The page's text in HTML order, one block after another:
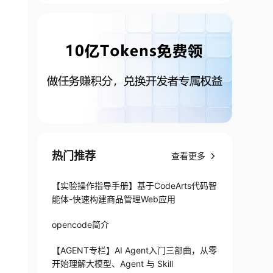
热门推荐 查看更多
【实验操作指导手册】基于CodeArts代码智
能体-快速构建商品管理Web应用
opencode简介
【AGENT专栏】AI Agent入门三部曲，从零
开始理解大模型、Agent 与 Skill